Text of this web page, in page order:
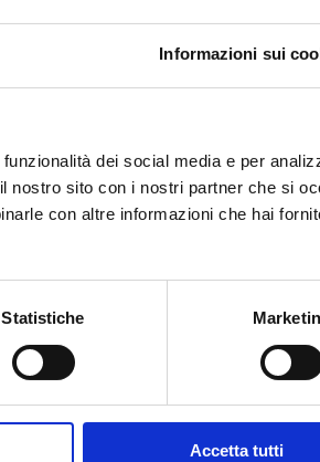
Informazioni sui
dei social media e per
nostro sito con i nostri partner che si
con altre informazioni che hai
Statistiche
Accetta tutti
de mallorca, Barcellona
27/09/2026
€ 753